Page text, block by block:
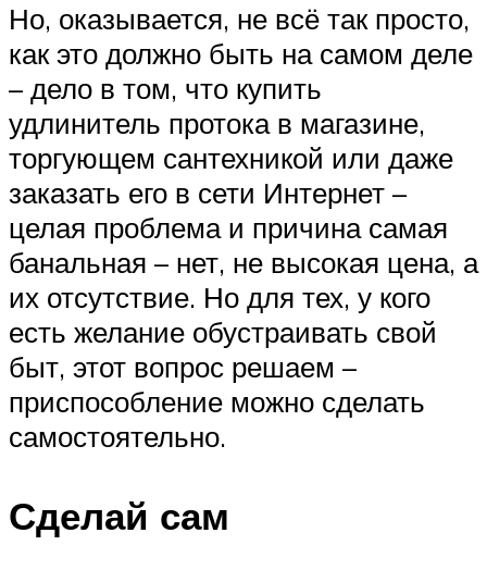
Но, оказывается, не всё так просто,
как это должно быть на самом деле
– дело в том, что купить
удлинитель протока в магазине,
торгующем сантехникой или даже
заказать его в сети Интернет –
целая проблема и причина самая
банальная – нет, не высокая цена, а
их отсутствие. Но для тех, у кого
есть желание обустраивать свой
быт, этот вопрос решаем –
приспособление можно сделать
самостоятельно.
Сделай сам